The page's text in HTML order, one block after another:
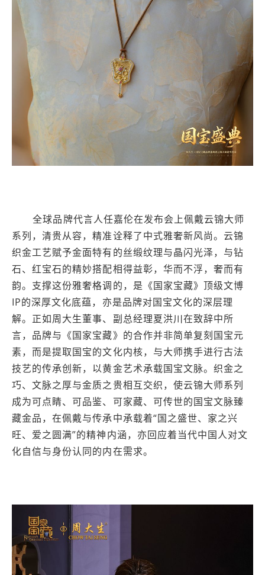
全球品牌代言人任嘉伦在发布会上佩戴云锦大师
系列，清贵从容，精准诠释了中式雅奢新风尚。云锦
织金工艺赋予金面特有的丝缎纹理与晶闪光泽，与钻
石、红宝石的精妙搭配相得益彰，华而不浮，奢而有
韵。支撑这份雅奢格调的，是《国家宝藏》顶级文博
IP的深厚文化底蕴，亦是品牌对国宝文化的深层理
解。正如周大生董事、副总经理夏洪川在致辞中所
言，品牌与《国家宝藏》的合作并非简单复刻国宝元
素，而是提取国宝的文化内核，与大师携手进行古法
技艺的传承创新，以黄金艺术承载国宝文脉。织金之
巧、文脉之厚与金质之贵相互交织，使云锦大师系列
成为可点睛、可品鉴、可家藏、可传世的国宝文脉臻
藏金品，在佩戴与传承中承载着“国之盛世、家之兴
旺、爱之圆满”的精神内涵，亦回应着当代中国人对文
化自信与身份认同的内在需求。